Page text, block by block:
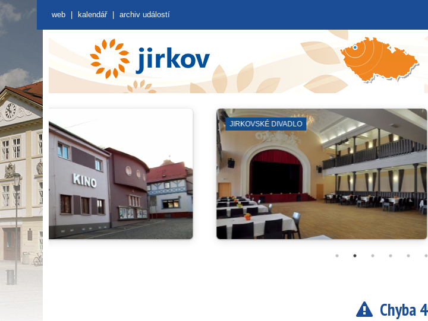
web kalendář archiv událostí
KOSTEL SV. JILJÍ
Chyba